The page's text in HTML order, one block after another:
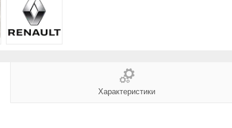
Характеристики